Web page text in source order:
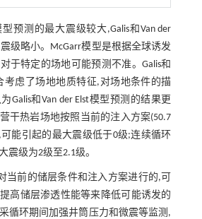
预测的最大震级较大,Galis和Van der
级略小。McGarr模型是根据全球诱发
于特定的场地可能预测不准。Galis和
考虑了场地地质特征,对场地条件的描
Galis和Van der Elst模型预测的结果更
干热岩场地按照当前的注入方案(50.7
能引起的最大震级低于0级;连续循环
震级为2级至2.1级。
当前的储层条件和注入方案进行的,可
高储层渗透性能等来降低可能诱发的
循环期间加强井筒压力和微震等监测,